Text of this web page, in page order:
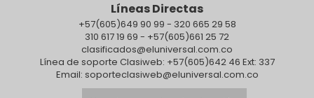
Líneas Directas
+57(605)649 90 99 - 320 665 29 58
310 617 19 69 - +57(605)661 25 72
clasificados@eluniversal.com.co
Línea de soporte Clasiweb: +57(605)642 46 Ext: 337
Email: soporteclasiweb@eluniversal.com.co